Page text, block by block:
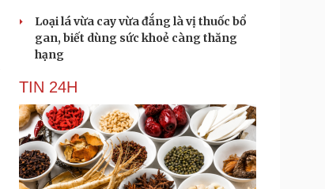
Loại lá vừa cay vừa đắng là vị thuốc bổ
gan, biết dùng sức khoẻ càng thăng
hạng
TIN 24H